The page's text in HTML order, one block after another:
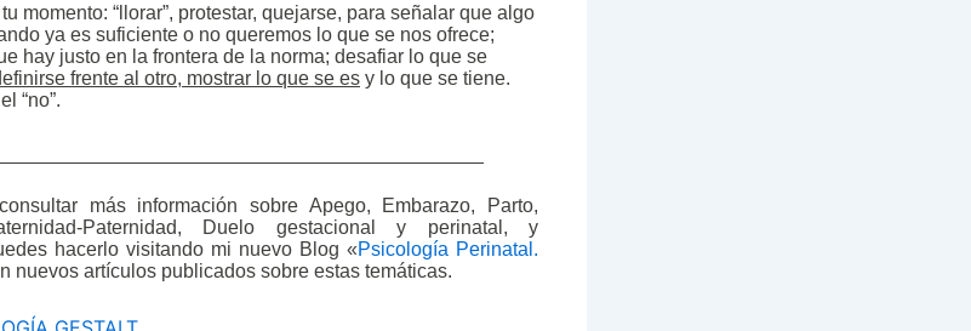
momento: “llorar”, protestar, quejarse, para señalar que algo
ya es suficiente o no queremos lo que se nos ofrece;
hay justo en la frontera de la norma; desafiar lo que se
frente al otro, mostrar lo que se es y lo que se tiene.
“no”.
más información sobre Apego, Embarazo, Parto,
Paternidad, Duelo gestacional y perinatal, y
hacerlo visitando mi nuevo Blog «Psicología Perinatal.
nuevos artículos publicados sobre estas temáticas.